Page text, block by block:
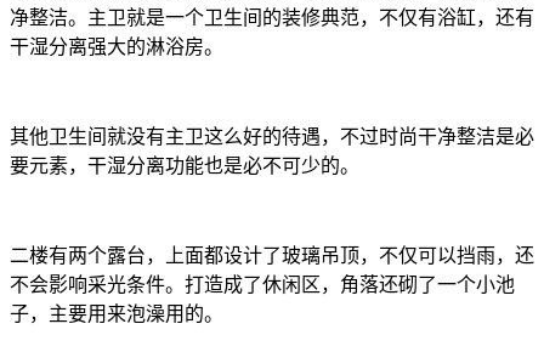
净整洁。主卫就是一个卫生间的装修典范，不仅有浴缸，还有
干湿分离强大的淋浴房。
其他卫生间就没有主卫这么好的待遇，不过时尚干净整洁是必
要元素，干湿分离功能也是必不可少的。
二楼有两个露台，上面都设计了玻璃吊顶，不仅可以挡雨，还
不会影响采光条件。打造成了休闲区，角落还砌了一个小池
子，主要用来泡澡用的。